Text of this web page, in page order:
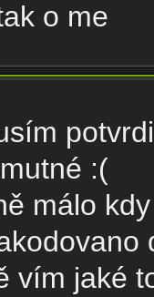
o me
:(
málo
vím jaké